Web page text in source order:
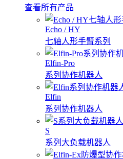
查看所有产品
Echo / HY
七轴人形手臂系列
Elfin-Pro
系列协作机器人
Elfin
系列协作机器人
S
系列大负载机器人